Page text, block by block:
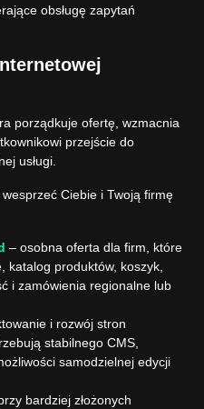
obsługę zapytań
porządkuje ofertę, wzmacnia
przejście do
usługi.
Ciebie i Twoją firmę
– osobna oferta dla firm, które
katalog produktów, koszyk,
i zamówienia regionalne lub
i rozwój stron
stabilnego CMS,
samodzielnej edycji
bardziej złożonych